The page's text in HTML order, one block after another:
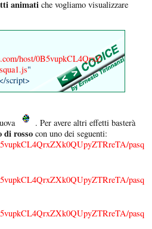
animati che vogliamo visualizzare
host/0B5vupkCL4QrxZ
"
script>
. Per avere altri effetti basterà
di rosso con uno dei seguenti:
pasq
pasq
pasq